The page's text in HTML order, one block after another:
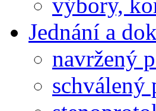
Jednání a
navržený
schválený